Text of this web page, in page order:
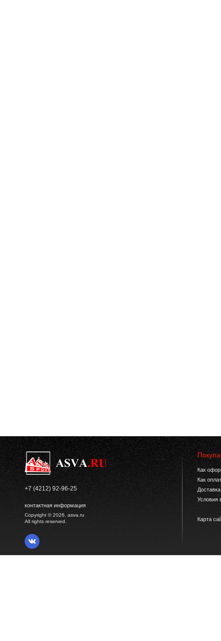
+7 (4212) 92-96-25
контактная информация
Copyright © 2026, asva.ru
All rights reserved.
Как
Как
Условия
Карта